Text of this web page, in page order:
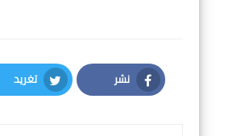
نشر
Facebook
تغريد
Twitter